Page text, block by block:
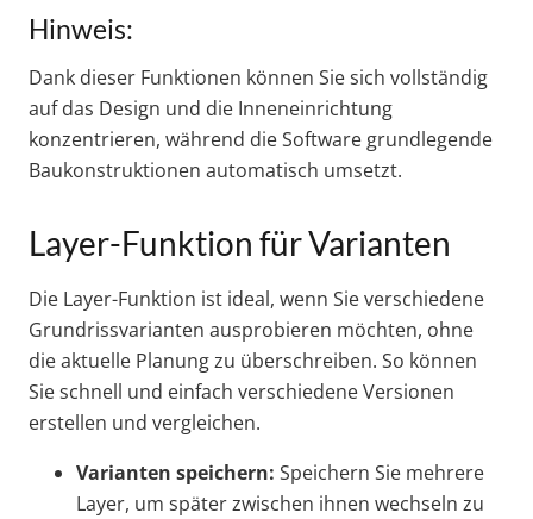
Hinweis:
Dank dieser Funktionen können Sie sich vollständig
auf das Design und die Inneneinrichtung
konzentrieren, während die Software grundlegende
Baukonstruktionen automatisch umsetzt.
Layer-Funktion für Varianten
Die Layer-Funktion ist ideal, wenn Sie verschiedene
Grundrissvarianten ausprobieren möchten, ohne
die aktuelle Planung zu überschreiben. So können
Sie schnell und einfach verschiedene Versionen
erstellen und vergleichen.
Varianten speichern: Speichern Sie mehrere
Layer, um später zwischen ihnen wechseln zu